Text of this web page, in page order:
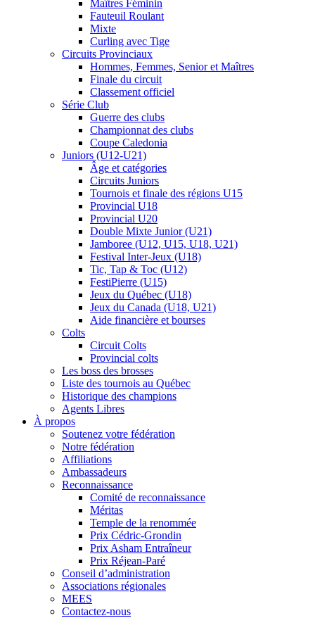
Maîtres Féminin
Fauteuil Roulant
Mixte
Curling avec Tige
Circuits Provinciaux
Hommes, Femmes, Senior et Maîtres
Finale du circuit
Classement officiel
Série Club
Guerre des clubs
Championnat des clubs
Coupe Caledonia
Juniors (U12-U21)
Âge et catégories
Circuits Juniors
Tournois et finale des régions U15
Provincial U18
Provincial U20
Double Mixte Junior (U21)
Jamboree (U12, U15, U18, U21)
Festival Inter-Jeux (U18)
Tic, Tap & Toc (U12)
FestiPierre (U15)
Jeux du Québec (U18)
Jeux du Canada (U18, U21)
Aide financière et bourses
Colts
Circuit Colts
Provincial colts
Les boss des brosses
Liste des tournois au Québec
Historique des champions
Agents Libres
À propos
Soutenez votre fédération
Notre fédération
Affiliations
Ambassadeurs
Reconnaissance
Comité de reconnaissance
Méritas
Temple de la renommée
Prix Cédric-Grondin
Prix Asham Entraîneur
Prix Réjean-Paré
Conseil d’administration
Associations régionales
MEES
Contactez-nous